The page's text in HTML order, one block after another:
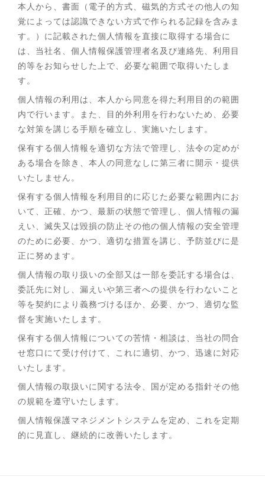
本人から、書面（電子的方式、磁気的方式その他人の知
覚によっては認識できない方式で作られる記録を含みま
す。）に記載された個人情報を直接に取得する場合に
は、当社名、個人情報保護管理者名及び連絡先、利用目
的等をお知らせした上で、必要な範囲で取得いたしま
す。
個人情報の利用は、本人から同意を得た利用目的の範囲
内で行います。また、目的外利用を行わないため、必要
な対策を講じる手順を確立し、実施いたします。
保有する個人情報を適切な方法で管理し、法令の定めが
ある場合を除き、本人の同意なしに第三者に開示・提供
いたしません。
保有する個人情報を利用目的に応じた必要な範囲内にお
いて、正確、かつ、最新の状態で管理し、個人情報の漏
えい、滅失又は毀損の防止その他の個人情報の安全管理
のために必要、かつ、適切な措置を講じ、予防並びに是
正に努めます。
個人情報の取り扱いの全部又は一部を委託する場合は、
委託先に対し、漏えいや第三者への提供を行わないこと
等を契約により義務づけるほか、必要、かつ、適切な監
督を実施いたします。
保有する個人情報についての苦情・相談は、当社の問合
せ窓口にて受け付けて、これに適切、かつ、迅速に対応
いたします。
個人情報の取扱いに関する法令、国が定める指針その他
の規範を遵守いたします。
個人情報保護マネジメントシステムを定め、これを定期
的に見直し、継続的に改善いたします。